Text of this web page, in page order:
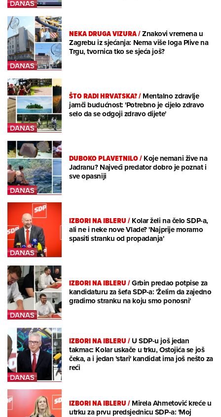
NEKA DRUGA VIZURA/Znakovi vremena u
Zagrebu iz sjećanja: Nema više loga Plive na
Trgu, tvornica tko se sjeća još?
ŠTO RADI HRVATSKA?/Mentalno zdravlje
jamči budućnost: 'Potrebno je cijelo zdravo
selo da se odgoji zdravo dijete'
DUBOKO PLAVETNILO/Koje nemani žive na
Jadranu? Najveći predator dobro je poznat i
sve opasniji
IZBORI NA IBLERU/Kolar želi na čelo SDP-a,
ali ne i neke nove Vlade? 'Najprije moramo
spasiti stranku od propadanja'
IZBORI NA IBLERU/Grbin predao potpise za
kandidaturu za šefa SDP-a: 'Želim da zajedno
gradimo stranku na koju smo ponosni'
IZBORI NA IBLERU/U SDP-u još jedan
takmac: Kolar uskače u trku, Ostojića se još
čeka, a i jedan 'stari' kandidat ima još nešto za
reći
IZBORI NA IBLERU/Mirela Ahmetović kreće u
utrku za prvu predsjednicu SDP-a: 'Moj